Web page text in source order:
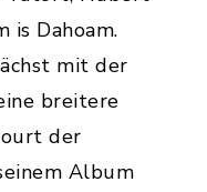
is Dahoam.
mit der
breitere
der
Album